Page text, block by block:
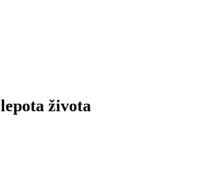
lepota života